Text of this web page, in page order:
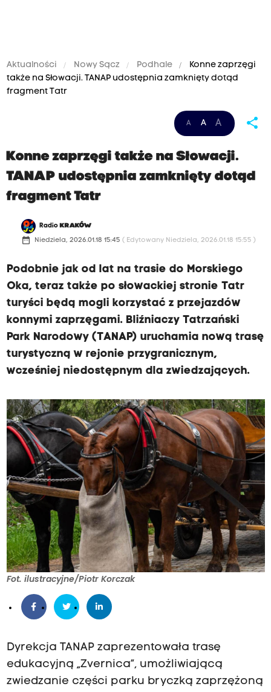
Aktualności Nowy Sącz Podhale
Konne zaprzęgi
także na Słowacji. TANAP udostępnia zamknięty dotąd
fragment Tatr
A A A share
Konne zaprzęgi także na Słowacji.
TANAP udostępnia zamknięty dotąd
fragment Tatr
Radio KRAKÓW
date_range Niedziela, 2026.01.18 15:45 ( Edytowany Niedziela, 2026.01.18 15:55 )
Podobnie jak od lat na trasie do Morskiego
Oka, teraz także po słowackiej stronie Tatr
turyści będą mogli korzystać z przejazdów
konnymi zaprzęgami. Bliźniaczy Tatrzański
Park Narodowy (TANAP) uruchamia nową trasę
turystyczną w rejonie przygranicznym,
wcześniej niedostępnym dla zwiedzających.
Fot. ilustracyjne/Piotr Korczak
Dyrekcja TANAP zaprezentowała trasę
edukacyjną „Zvernica”, umożliwiającą
zwiedzanie części parku bryczką zaprzężoną